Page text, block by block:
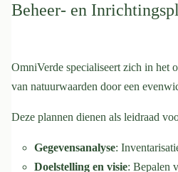
Beheer- en
OmniVerde specialiseert zich in het
van natuurwaarden door een
Deze plannen dienen als leidraad
Gegevensanalyse:
Doelstelling en visie: Bepalen